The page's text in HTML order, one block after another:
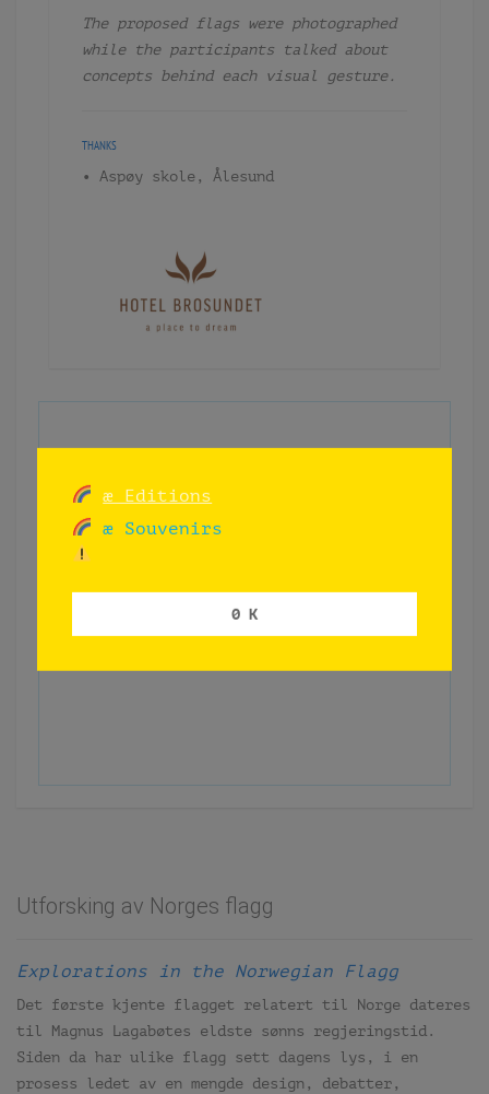
The proposed flags were photographed
while the participants talked about
concepts behind each visual gesture.
THANKS
• Aspøy skole, Ålesund
Utforsking av Norges flagg
Explorations in the Norwegian Flagg
Det første kjente flagget relatert til Norge dateres
til Magnus Lagabøtes eldste sønns regjeringstid.
Siden da har ulike flagg sett dagens lys, i en
prosess ledet av en mengde design, debatter,
æ Editions
æ Souvenirs
0 K